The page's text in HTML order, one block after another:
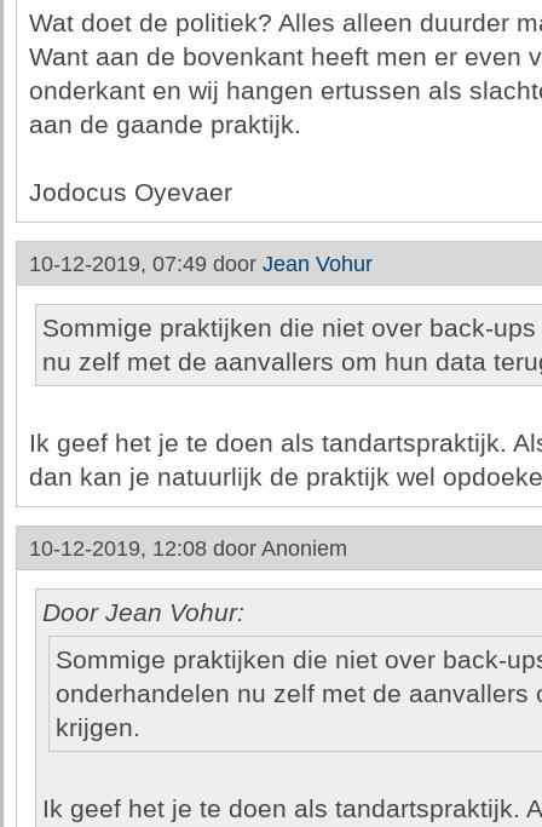
Wat doet de politiek? Alles alleen duurder
Want aan de bovenkant heeft men er even
onderkant en wij hangen ertussen als
aan de gaande praktijk.
Jodocus Oyevaer
10-12-2019, 07:49 door Jean Vohur
Sommige praktijken die niet over back-
nu zelf met de aanvallers om hun data
Ik geef het je te doen als tandartspraktijk.
dan kan je natuurlijk de praktijk wel
10-12-2019, 12:08 door Anoniem
Door Jean Vohur:
Sommige praktijken die niet over back-
onderhandelen nu zelf met de aanvallers
krijgen.
Ik geef het je te doen als tandartspraktijk.